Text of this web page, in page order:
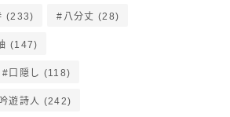
(233) 八分丈 (28)
(147)
口隠し (118)
吟遊詩人 (242)